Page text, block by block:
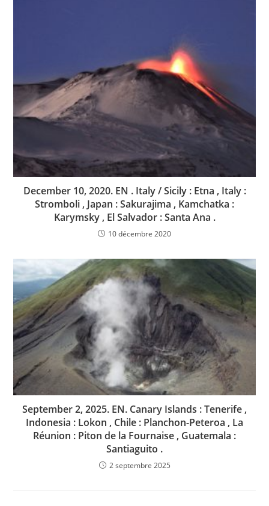
December 10, 2020. EN . Italy / Sicily : Etna , Italy :
Stromboli , Japan : Sakurajima , Kamchatka :
Karymsky , El Salvador : Santa Ana .
10 décembre 2020
September 2, 2025. EN. Canary Islands : Tenerife ,
Indonesia : Lokon , Chile : Planchon-Peteroa , La
Réunion : Piton de la Fournaise , Guatemala :
Santiaguito .
2 septembre 2025